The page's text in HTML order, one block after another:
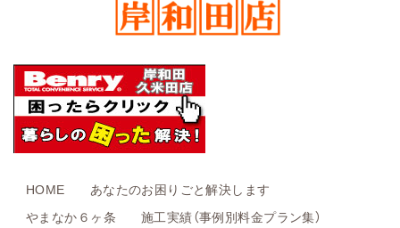
HOME
あなたのお困りごと解決します
やまなか６ヶ条
施工実績（事例別料金プラン集）